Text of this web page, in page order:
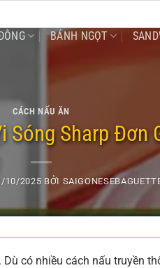
BÁNH NGỌT
CÁCH NẤU ĂN
Sóng Sharp Đơn
10/2025 BỞI
có nhiều cách nấu truyền